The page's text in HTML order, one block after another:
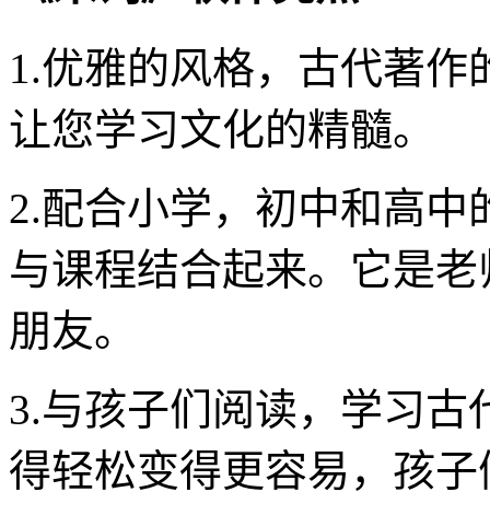
1.优雅的风格，古代著
让您学习文化的精髓。
2.配合小学，初中和高
与课程结合起来。它是
朋友。
3.与孩子们阅读，学习
得轻松变得更容易，孩